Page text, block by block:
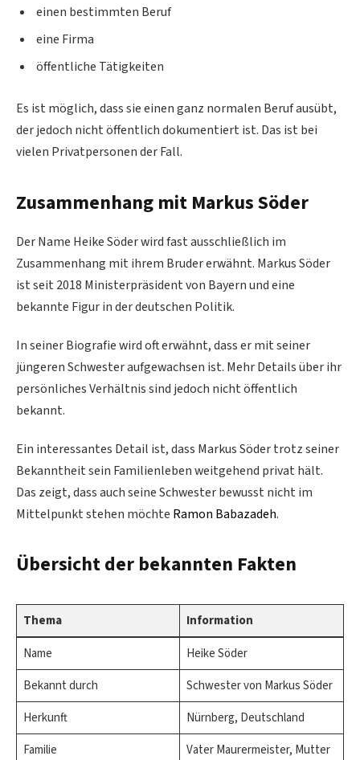
einen bestimmten Beruf
eine Firma
öffentliche Tätigkeiten
Es ist möglich, dass sie einen ganz normalen Beruf ausübt,
der jedoch nicht öffentlich dokumentiert ist. Das ist bei
vielen Privatpersonen der Fall.
Zusammenhang mit Markus Söder
Der Name Heike Söder wird fast ausschließlich im
Zusammenhang mit ihrem Bruder erwähnt. Markus Söder
ist seit 2018 Ministerpräsident von Bayern und eine
bekannte Figur in der deutschen Politik.
In seiner Biografie wird oft erwähnt, dass er mit seiner
jüngeren Schwester aufgewachsen ist. Mehr Details über ihr
persönliches Verhältnis sind jedoch nicht öffentlich
bekannt.
Ein interessantes Detail ist, dass Markus Söder trotz seiner
Bekanntheit sein Familienleben weitgehend privat hält.
Das zeigt, dass auch seine Schwester bewusst nicht im
Mittelpunkt stehen möchte Ramon Babazadeh.
Übersicht der bekannten Fakten
Thema
Information
Name
Heike Söder
Bekannt durch
Schwester von Markus Söder
Herkunft
Nürnberg, Deutschland
Familie
Vater Maurermeister, Mutter